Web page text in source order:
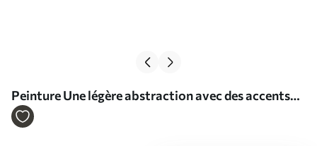
Peinture Une légère abstraction avec des accents
bleus Art. s36622